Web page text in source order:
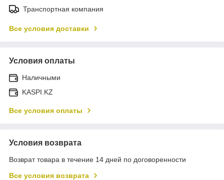
Транспортная компания
Все условия доставки
Условия оплаты
Наличными
KASPI.KZ
Все условия оплаты
Условия возврата
Возврат товара в течение 14 дней по договоренности
Все условия возврата